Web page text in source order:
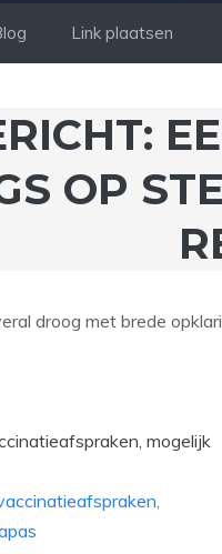
Link plaatsen
OP
droog met brede
mogelijk